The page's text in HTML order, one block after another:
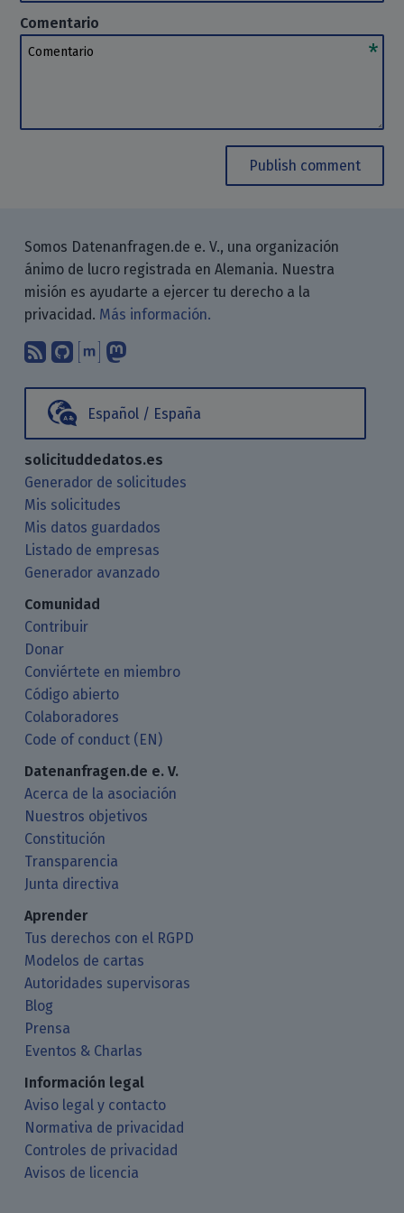
Comentario
Comentario
Publish comment
Somos Datenanfragen.de e. V., una organización
ánimo de lucro registrada en Alemania. Nuestra
misión es ayudarte a ejercer tu derecho a la
privacidad. Más información.
Suscríbete a nuestro blog a través
Encuéntranos en GitHub
Encuéntranos en Matrix
Español / España
solicituddedatos.es
Generador de solicitudes
Mis solicitudes
Mis datos guardados
Listado de empresas
Generador avanzado
Comunidad
Contribuir
Donar
Conviértete en miembro
Código abierto
Colaboradores
Code of conduct (EN)
Datenanfragen.de e. V.
Acerca de la asociación
Nuestros objetivos
Constitución
Transparencia
Junta directiva
Aprender
Tus derechos con el RGPD
Modelos de cartas
Autoridades supervisoras
Blog
Prensa
Eventos & Charlas
Información legal
Aviso legal y contacto
Normativa de privacidad
Controles de privacidad
Avisos de licencia